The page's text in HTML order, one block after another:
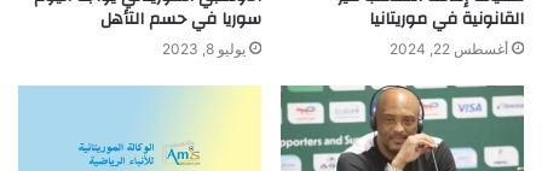
القانونية في موريتانيا
أغسطس 22, 2024
سوريا في حسم التأهل
يوليو 8, 2023